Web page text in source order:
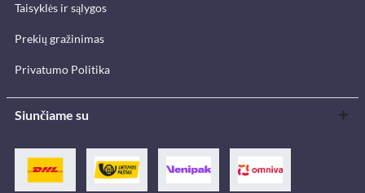
Taisyklės ir sąlygos
Prekių gražinimas
Privatumo Politika
Siunčiame su